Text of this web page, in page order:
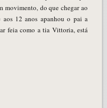
movimento, do que chegar ao
12 anos apanhou o pai a
feia como a tia Vittoria, está